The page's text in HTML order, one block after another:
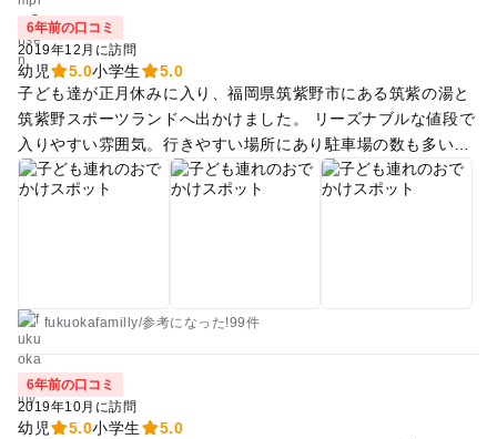
そうで、フルオープンしたらまた来たいです。 スタッフの対応
も丁寧で子ども達に優しく接してくださった。 トイレも各所に
設置されていて安心でした。 帰りに筑紫の湯で水素風呂と炭酸
泉に浸かって、食事処でソフトクリームとお食事をいただきま
した。リーズナブルで美味しかった。コストは抜群に良い。
6年前の口コミ
2019年12月に訪問
幼児 5.0小学生
5.0
子ども達が正月休みに入り、福岡県筑紫野市にある筑紫の湯と
筑紫野スポーツランドへ出かけました。 リーズナブルな値段で
入りやすい雰囲気。行きやすい場所にあり駐車場の数も多い。
筑紫の湯はサウナと炭酸泉が有名。いろんなお風呂が楽しめ
る。 子供たちはボウリングやボルダリングやバッティングセン
fukuokafamilly/参考に なった!99件
6年前の口コミ
2019年10月に訪問
幼児 5.0小学生
5.0